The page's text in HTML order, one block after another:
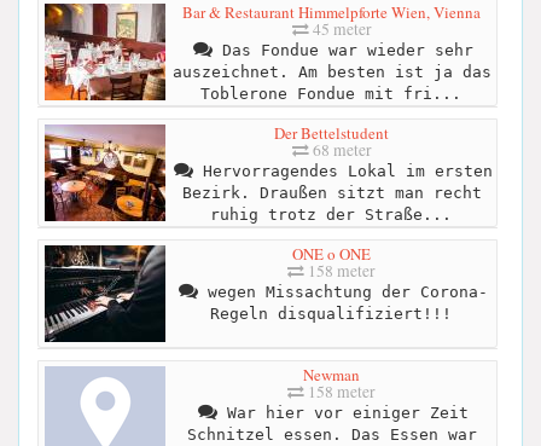
Bar & Restaurant Himmelpforte Wien, Vienna
45 meter
Das Fondue war wieder sehr
auszeichnet. Am besten ist ja das
Toblerone Fondue mit fri...
Der Bettelstudent
68 meter
Hervorragendes Lokal im ersten
Bezirk. Draußen sitzt man recht
ruhig trotz der Straße...
ONE o ONE
158 meter
wegen Missachtung der Corona-
Regeln disqualifiziert!!!
Newman
158 meter
War hier vor einiger Zeit
Schnitzel essen. Das Essen war